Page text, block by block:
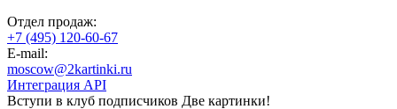
Отдел продаж:
+7 (495) 120-60-67
E-mail:
moscow@2kartinki.ru
Интеграция API
Вступи в клуб подписчиков Две картинки!